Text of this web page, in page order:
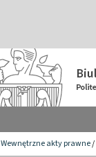
Wewnętrzne akty prawne/